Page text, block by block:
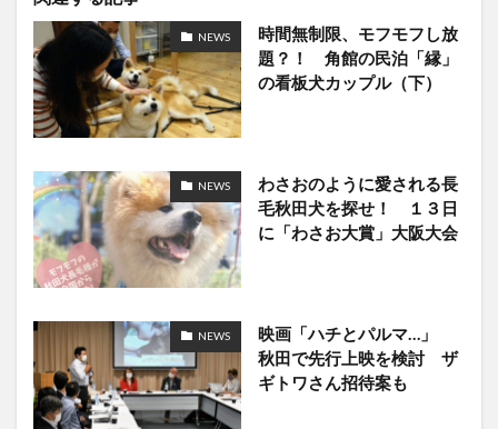
NEWS
時間無制限、モフモフし放
題？！ 角館の民泊「縁」
の看板犬カップル（下）
NEWS
わさおのように愛される長
毛秋田犬を探せ！ １３日
に「わさお大賞」大阪大会
NEWS
映画「ハチとパルマ…」
秋田で先行上映を検討 ザ
ギトワさん招待案も